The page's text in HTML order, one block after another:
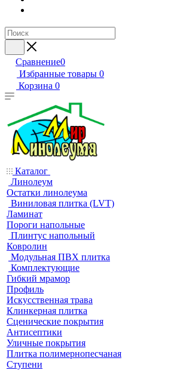
Сравнение0
Избранные товары 0
Корзина 0
Каталог
Линолеум
Остатки линолеума
Виниловая плитка (LVT)
Ламинат
Пороги напольные
Плинтус напольный
Ковролин
Модульная ПВХ плитка
Комплектующие
Гибкий мрамор
Профиль
Искусственная трава
Клинкерная плитка
Сценические покрытия
Антисептики
Уличные покрытия
Плитка полимернопесчаная
Ступени